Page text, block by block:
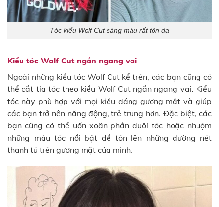
Tóc kiểu Wolf Cut sáng màu rất tôn da
Kiểu tóc Wolf Cut ngắn ngang vai
Ngoài những kiểu tóc Wolf Cut kể trên, các bạn cũng có
thể cắt tỉa tóc theo kiểu Wolf Cut ngắn ngang vai. Kiểu
tóc này phù hợp với mọi kiểu dáng gương mặt và giúp
các bạn trở nên năng động, trẻ trung hơn. Đặc biệt, các
bạn cũng có thể uốn xoăn phần đuôi tóc hoặc nhuộm
những màu tóc nổi bật để tôn lên những đường nét
thanh tú trên gương mặt của mình.